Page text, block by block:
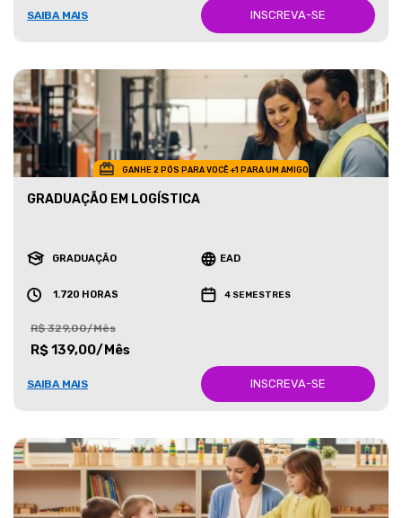
SAIBA MAIS INSCREVA-SE
GANHE 2 PÓS PARA VOCÊ +1 PARA UM AMIGO
GRADUAÇÃO EM LOGÍSTICA
GRADUAÇÃO EAD
1.720 HORAS 4 SEMESTRES
R$ 329,00/Mês
R$ 139,00/Mês
SAIBA MAIS INSCREVA-SE